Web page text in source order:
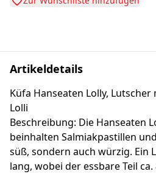
Artikeldetails
Küfa Hanseaten Lolly,
Lolli
Beschreibung: Die Hanseaten
beinhalten Salmiakpastillen
süß, sondern auch würzig. Ein
lang, wobei der essbare Teil